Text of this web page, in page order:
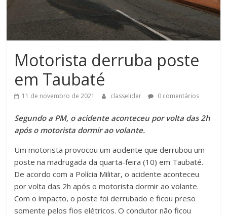
Motorista derruba poste
em Taubaté
11 de novembro de 2021 classelider 0 comentários
Segundo a PM, o acidente aconteceu por volta das 2h
após o motorista dormir ao volante.
Um motorista provocou um acidente que derrubou um
poste na madrugada da quarta-feira (10) em Taubaté.
De acordo com a Polícia Militar, o acidente aconteceu
por volta das 2h após o motorista dormir ao volante.
Com o impacto, o poste foi derrubado e ficou preso
somente pelos fios elétricos. O condutor não ficou